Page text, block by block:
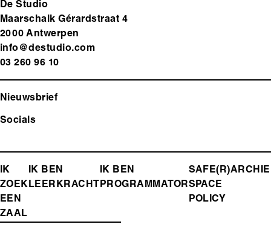
De Studio
Maarschalk Gérardstraat 4
2000 Antwerpen
info@destudio.com
03 260 96 10
Nieuwsbrief
Socials
FOOTER-
MENU
IK
ZOEK
EEN
ZAAL
IK BEN
LEERKRACHT
IK BEN
PROGRAMMATOR
SAFE(R)
SPACE
POLICY